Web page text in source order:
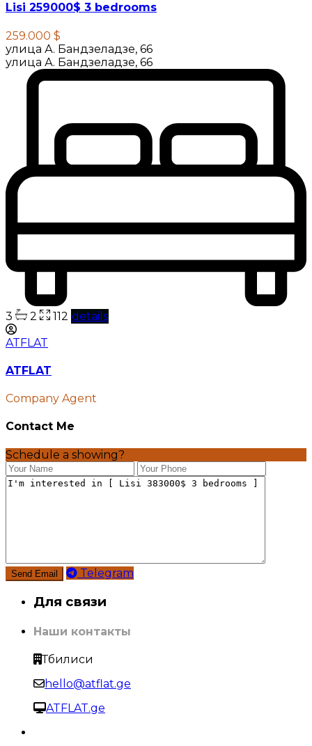
Lisi 259000$ 3 bedrooms
259.000 $
улица А. Бандзеладзе, 66
улица А. Бандзеладзе, 66
3 2 112 details
ATFLAT
ATFLAT
Company Agent
Contact Me
Schedule a showing?
Telegram
Для связи
Наши контакты
Тбилиси
hello@atflat.ge
ATFLAT.ge